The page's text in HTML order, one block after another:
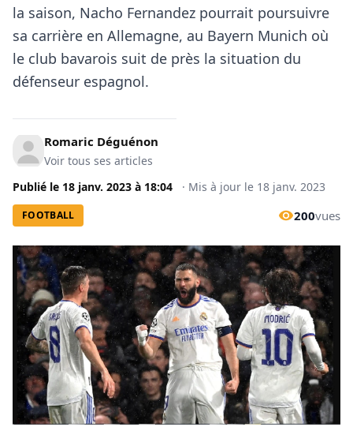
la saison, Nacho Fernandez pourrait poursuivre
sa carrière en Allemagne, au Bayern Munich où
le club bavarois suit de près la situation du
défenseur espagnol.
Romaric Déguénon
Voir tous ses articles
Publié le 18 janv. 2023 à 18:04 · Mis à jour le 18 janv. 2023
FOOTBALL 200vues